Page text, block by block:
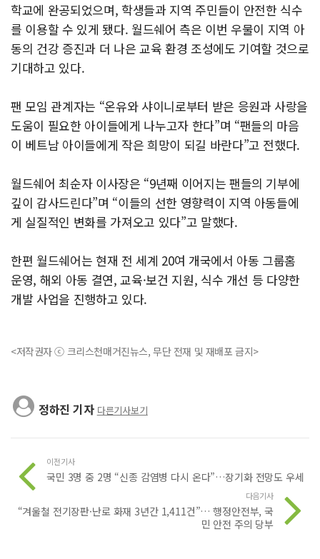
학교에 완공되었으며, 학생들과 지역 주민들이 안전한 식수
를 이용할 수 있게 됐다. 월드쉐어 측은 이번 우물이 지역 아
동의 건강 증진과 더 나은 교육 환경 조성에도 기여할 것으로
기대하고 있다.
팬 모임 관계자는 “온유와 샤이니로부터 받은 응원과 사랑을
도움이 필요한 아이들에게 나누고자 한다”며 “팬들의 마음
이 베트남 아이들에게 작은 희망이 되길 바란다”고 전했다.
월드쉐어 최순자 이사장은 “9년째 이어지는 팬들의 기부에
깊이 감사드린다”며 “이들의 선한 영향력이 지역 아동들에
게 실질적인 변화를 가져오고 있다”고 말했다.
한편 월드쉐어는 현재 전 세계 20여 개국에서 아동 그룹홈
운영, 해외 아동 결연, 교육·보건 지원, 식수 개선 등 다양한
개발 사업을 진행하고 있다.
<저작권자 ⓒ 크리스천매거진뉴스, 무단 전재 및 재배포 금지>
정하진 기자 다른기사보기
이전기사
국민 3명 중 2명 “신종 감염병 다시 온다”…장기화 전망도 우세
다음기사
“겨울철 전기장판·난로 화재 3년간 1,411건”… 행정안전부, 국
민 안전 주의 당부